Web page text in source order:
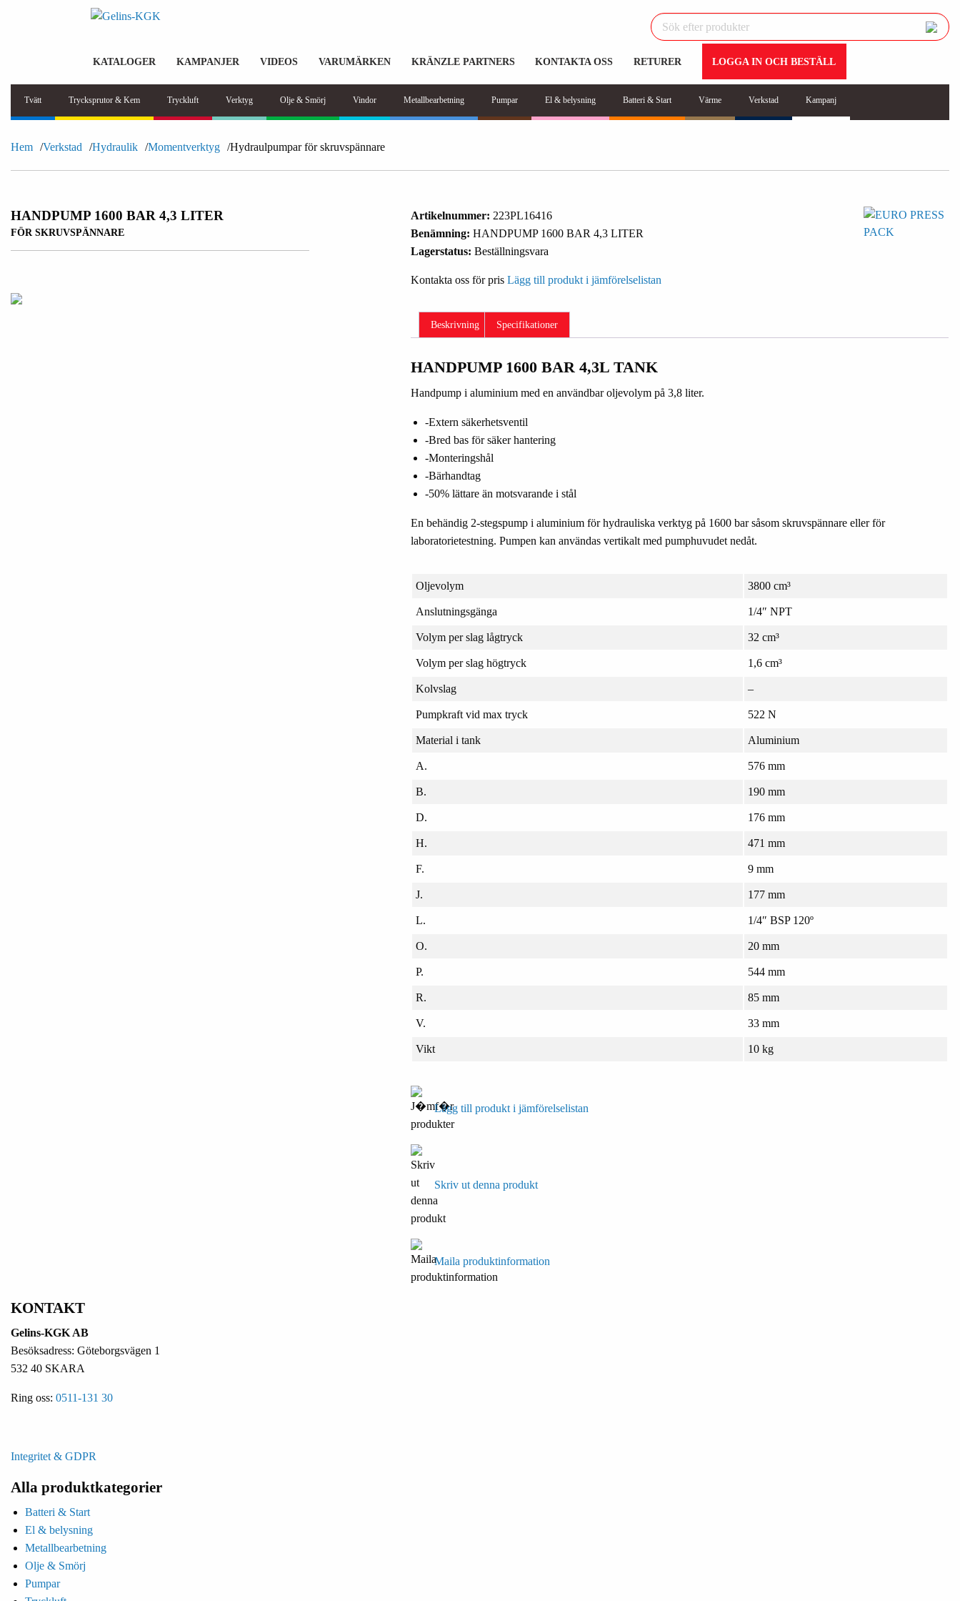
KATALOGER KAMPANJER VIDEOS VARUMÄRKEN KRÄNZLE PARTNERS KONTAKTA OSS RETURER LOGGA IN OCH BESTÄLL
Tvätt Trycksprutor & Kem Tryckluft Verktyg Olje & Smörj Vindor Metallbearbetning Pumpar El & belysning Batteri & Start Värme Verkstad Kampanj
Hem Verkstad Hydraulik Momentverktyg Hydraulpumpar för skruvspännare
HANDPUMP 1600 BAR 4,3 LITER
FÖR SKRUVSPÄNNARE
Artikelnummer: 223PL16416
Benämning: HANDPUMP 1600 BAR 4,3 LITER
Lagerstatus: Beställningsvara
Kontakta oss för pris Lägg till produkt i jämförelselistan
Beskrivning Specifikationer
HANDPUMP 1600 BAR 4,3L TANK
Handpump i aluminium med en användbar oljevolym på 3,8 liter.
-Extern säkerhetsventil
-Bred bas för säker hantering
-Monteringshål
-Bärhandtag
-50% lättare än motsvarande i stål
En behändig 2-stegspump i aluminium för hydrauliska verktyg på 1600 bar såsom skruvspännare eller för
laboratorietestning. Pumpen kan användas vertikalt med pumphuvudet nedåt.
Oljevolym 3800 cm³
Anslutningsgänga 1/4″ NPT
Volym per slag lågtryck 32 cm³
Volym per slag högtryck 1,6 cm³
Kolvslag –
Pumpkraft vid max tryck 522 N
Material i tank Aluminium
A. 576 mm
B. 190 mm
D. 176 mm
H. 471 mm
F. 9 mm
J. 177 mm
L. 1/4″ BSP 120º
O. 20 mm
P. 544 mm
R. 85 mm
V. 33 mm
Vikt 10 kg
Lägg till produkt i jämförelselistan
Skriv ut denna produkt
Maila produktinformation
KONTAKT
Gelins-KGK AB
Besöksadress: Göteborgsvägen 1
532 40 SKARA
Ring oss: 0511-131 30
Integritet & GDPR
Alla produktkategorier
Batteri & Start
El & belysning
Metallbearbetning
Olje & Smörj
Pumpar